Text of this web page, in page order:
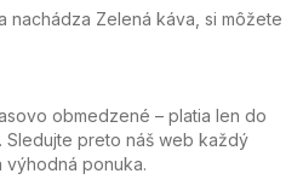
nachádza Zelená káva, si môžete
obmedzené – platia len do
preto náš web každý
výhodná ponuka.